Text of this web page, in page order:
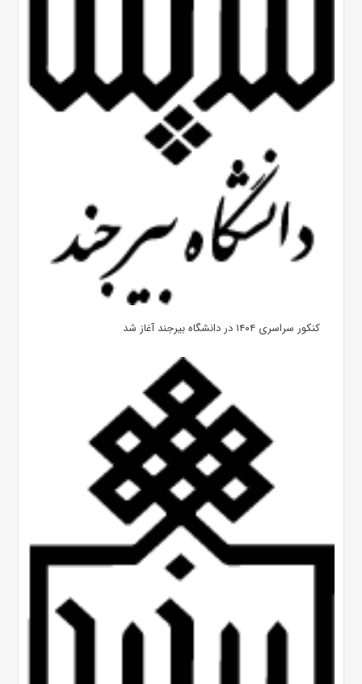
کنکور سراسری ۱۴۰۴ در دانشگاه بیرجند آغاز شد